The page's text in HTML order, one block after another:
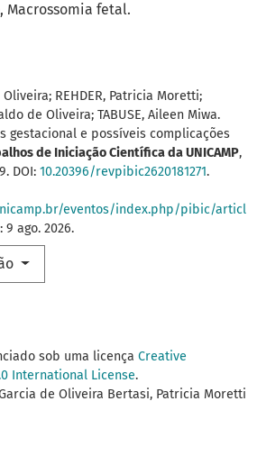
Macrossomia fetal.
Oliveira; REHDER, Patricia Moretti;
de Oliveira; TABUSE, Aileen Miwa.
gestacional e possíveis complicações
de Iniciação Científica da UNICAMP,
DOI: 10.20396/revpibic2620181271.
eventos/index.php/pibic/articl
9 ago. 2026.
sob uma licença Creative
International License.
de Oliveira Bertasi, Patricia Moretti